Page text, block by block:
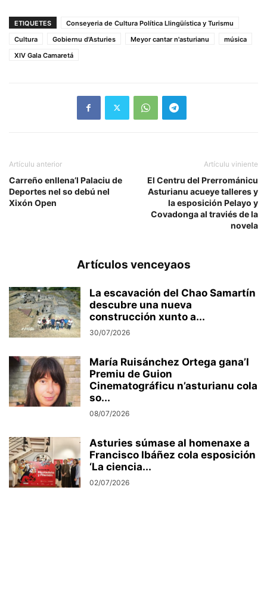
ETIQUETES
Conseyeria de Cultura Política Llingüística y Turismu
Cultura
Gobiernu d'Asturies Meyor cantar n'asturianu
música
XIV Gala Camaretá
Artículu anterior
Carreño enllena’l Palaciu de
Deportes nel so debú nel
Xixón Open
Artículu viniente
El Centru del Prerrománicu
Asturianu acueye talleres y
la esposición Pelayo y
Covadonga al traviés de la
novela
Artículos venceyaos
La escavación del Chao Samartín
descubre una nueva
construcción xunto a...
30/07/2026
María Ruisánchez Ortega gana’l
Premiu de Guion
Cinematográficu n’asturianu cola
so...
08/07/2026
Asturies súmase al homenaxe a
Francisco Ibáñez cola esposición
‘La ciencia...
02/07/2026